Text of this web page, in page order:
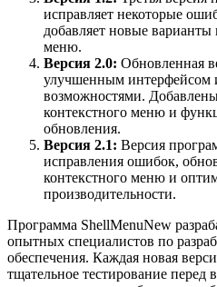
исправляет некоторые
добавляет новые варианты
меню.
Версия 2.0: Обновленная
улучшенным интерфейсом
возможностями.
контекстного меню и
обновления.
Версия 2.1: Версия
исправления ошибок,
контекстного меню и
производительности.
Программа ShellMenuNew
опытных специалистов по
обеспечения. Каждая новая
тщательное тестирование перед